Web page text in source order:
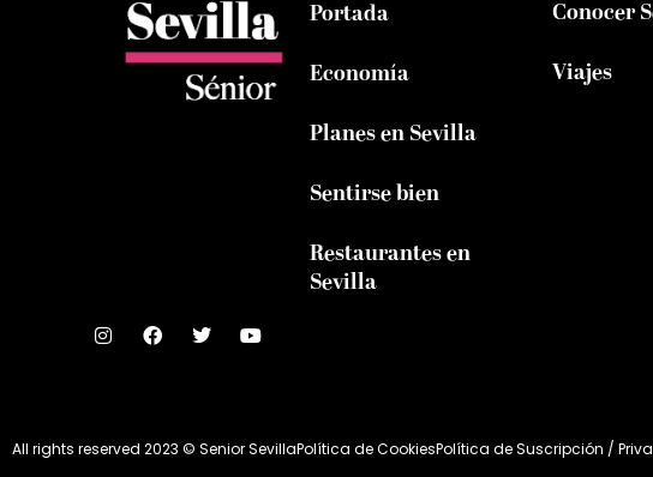
Portada
Economía
Planes en Sevilla
Sentirse bien
Restaurantes en
Sevilla
Conocer
Viajes
All rights reserved 2023 © Senior SevillaPolítica de CookiesPolítica de Suscripción /